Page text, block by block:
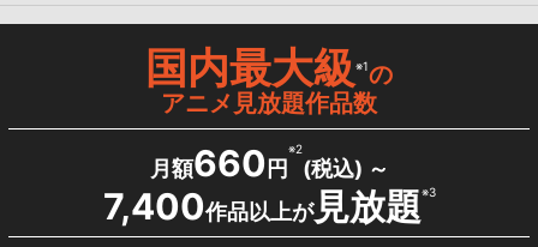
国内最大級※1の
アニメ見放題作品数
月額660 円
※2
(税込) ～
7,400作品以上が見放題※3